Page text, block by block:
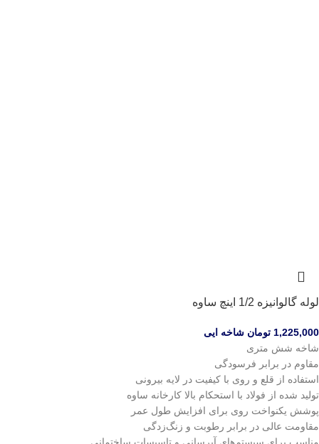
لوله گالوانیزه 1/2 اینچ ساوه
1,225,000 تومان شاخه ایی
شاخه شش متری
مقاوم در برابر فرسودگی
استفاده از قلع و روی با کیفیت در لایه بیرونی
تولید شده از فولاد با استحکام بالا کارخانه ساوه
پوشش یکنواخت روی برای افزایش طول عمر
مقاومت عالی در برابر رطوبت و زنگ‌زدگی